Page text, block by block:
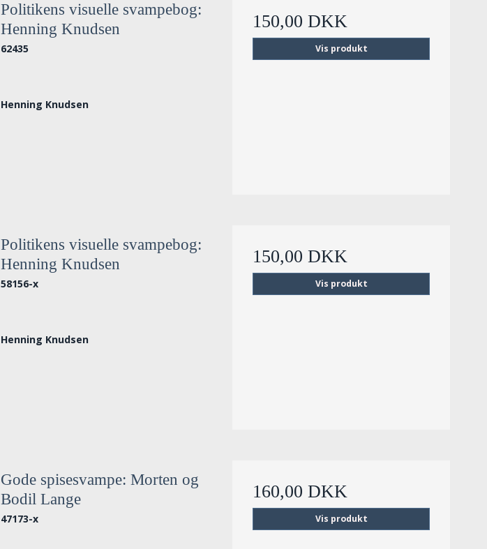
Politikens visuelle svampebog:
Henning Knudsen
62435
Henning Knudsen
150,00 DKK
Vis produkt
Politikens visuelle svampebog:
Henning Knudsen
58156-x
Henning Knudsen
150,00 DKK
Vis produkt
Gode spisesvampe: Morten og
Bodil Lange
47173-x
160,00 DKK
Vis produkt